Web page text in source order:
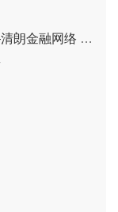
2026年“3·15”投资者保护教育宣传——清朗金融网络 守护安心投资